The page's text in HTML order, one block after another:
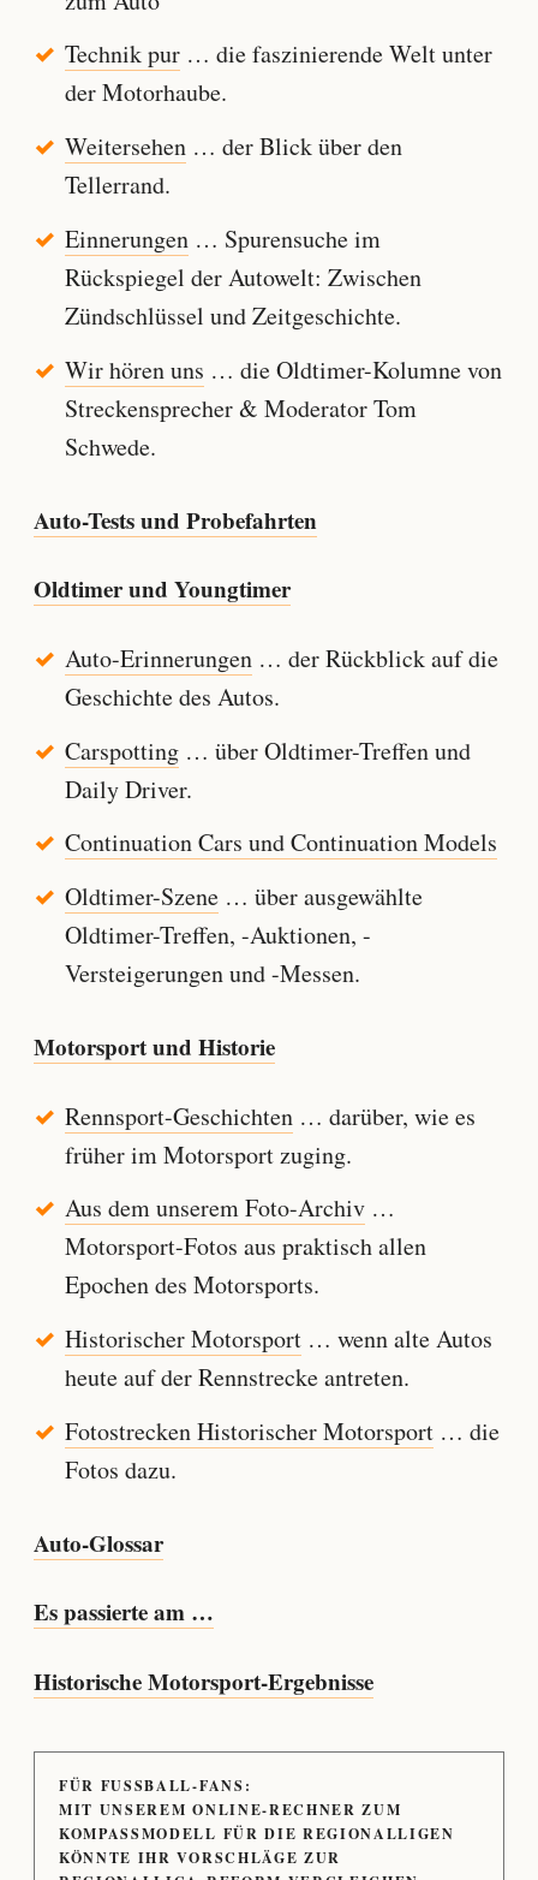
Technik pur… die faszinierende Welt unter
der Motorhaube.
Weitersehen… der Blick über den
Tellerrand.
Einnerungen… Spurensuche im
Rückspiegel der Autowelt: Zwischen
Zündschlüssel und Zeitgeschichte.
Wir hören uns … die Oldtimer-Kolumne von
Streckensprecher & Moderator Tom
Schwede.
Auto-Tests und Probefahrten
Oldtimer und Youngtimer
Auto-Erinnerungen… der Rückblick auf die
Geschichte des Autos.
Carspotting… über Oldtimer-Treffen und
Daily Driver.
Continuation Cars und Continuation Models
Oldtimer-Szene… über ausgewählte
Oldtimer-Treffen, -Auktionen, -
Versteigerungen und -Messen.
Motorsport und Historie
Rennsport-Geschichten… darüber, wie es
früher im Motorsport zuging.
Aus dem unserem Foto-Archiv…
Motorsport-Fotos aus praktisch allen
Epochen des Motorsports.
Historischer Motorsport… wenn alte Autos
heute auf der Rennstrecke antreten.
Fotostrecken Historischer Motorsport… die
Fotos dazu.
Auto-Glossar
Es passierte am …
Historische Motorsport-Ergebnisse
FÜR FUSSBALL-FANS:
MIT UNSEREM ONLINE-RECHNER ZUM
KOMPASSMODELL FÜR DIE REGIONALLIGEN
KÖNNTE IHR VORSCHLÄGE ZUR